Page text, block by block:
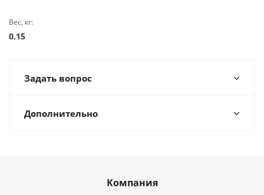
Вес, кг:
0.15
Задать вопрос
Дополнительно
Компания